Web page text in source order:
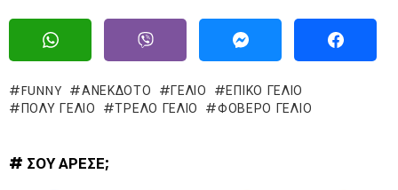
FUNNY ΑΝΕΚΔΟΤΟ ΓΈΛΙΟ
ΕΠΙΚΌ ΓΈΛΙΟ
ΠΟΛΥ ΓΕΛΙΟ
ΤΡΕΛΌ ΓΈΛΙΟ ΦΟΒΕΡΟ ΓΕΛΙΟ
# ΣΟΥ ΑΡΕΣΕ;